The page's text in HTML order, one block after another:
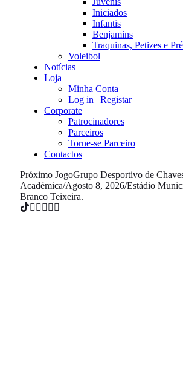
Iniciados
Infantis
Benjamins
Traquinas, Petizes e
Voleibol
Notícias
Loja
Minha Conta
Log in | Registar
Corporate
Patrocinadores
Parceiros
Torne-se Parceiro
Contactos
Próximo JogoGrupo Desportivo de
Académica/Agosto 8, 2026/Estádio
Branco Teixeira.